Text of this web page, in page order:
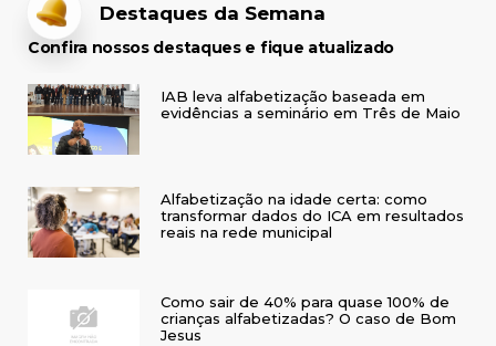
Destaques da Semana
Confira nossos destaques e fique atualizado
IAB leva alfabetização baseada em
evidências a seminário em Três de Maio
Alfabetização na idade certa: como
transformar dados do ICA em resultados
reais na rede municipal
Como sair de 40% para quase 100% de
crianças alfabetizadas? O caso de Bom
Jesus